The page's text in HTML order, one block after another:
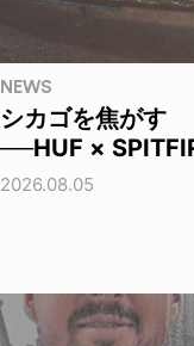
NEWS
シカゴを焦がす
──HUF ×
2026.08.05